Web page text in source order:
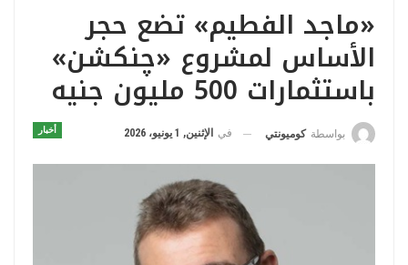
«ماجد الفطيم» تضع حجر
الأساس لمشروع «چنكشن»
باستثمارات 500 مليون جنيه
أخبار بواسطة كوميونتي في الإثنين, 1 يونيو، 2026